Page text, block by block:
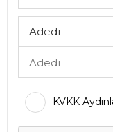
Adedi
KVKK